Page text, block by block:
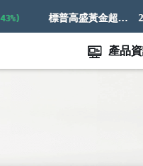
標普高盛黃金超額回報指數
產品